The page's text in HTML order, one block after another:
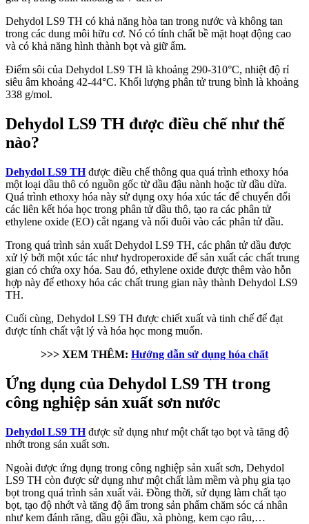
Dehydol LS9 TH có khả năng hòa tan trong nước và không tan
trong các dung môi hữu cơ. Nó có tính chất bề mặt hoạt động cao
và có khả năng hình thành bọt và giữ ẩm.
Điểm sôi của Dehydol LS9 TH là khoảng 290-310°C, nhiệt độ rỉ
siêu âm khoảng 42-44°C. Khối lượng phân tử trung bình là khoảng
338 g/mol.
Dehydol LS9 TH được điều chế như thế
nào?
Dehydol LS9 THđược điều chế thông qua quá trình ethoxy hóa
một loại dầu thô có nguồn gốc từ dầu đậu nành hoặc từ dầu dừa.
Quá trình ethoxy hóa này sử dụng oxy hóa xúc tác để chuyển đổi
các liên kết hóa học trong phân tử dầu thô, tạo ra các phân tử
ethylene oxide (EO) cắt ngang và nối đuôi vào các phân tử dầu.
Trong quá trình sản xuất Dehydol LS9 TH, các phân tử dầu được
xử lý bởi một xúc tác như hydroperoxide để sản xuất các chất trung
gian có chứa oxy hóa. Sau đó, ethylene oxide được thêm vào hỗn
hợp này để ethoxy hóa các chất trung gian này thành Dehydol LS9
TH.
Cuối cùng, Dehydol LS9 TH được chiết xuất và tinh chế để đạt
được tính chất vật lý và hóa học mong muốn.
>>> XEM THÊM: Hướng dẫn sử dụng hóa chất
Ứng dụng của Dehydol LS9 TH trong
công nghiệp sản xuất sơn nước
Dehydol LS9 THđược sử dụng như một chất tạo bọt và tăng độ
nhớt trong sản xuất sơn.
Ngoài được ứng dụng trong công nghiệp sản xuất sơn, Dehydol
LS9 TH còn được sử dụng như một chất làm mềm và phụ gia tạo
bọt trong quá trình sản xuất vải. Đồng thời, sử dụng làm chất tạo
bọt, tạo độ nhớt và tăng độ ẩm trong sản phẩm chăm sóc cá nhân
như kem đánh răng, dầu gội đầu, xà phòng, kem cạo râu,…